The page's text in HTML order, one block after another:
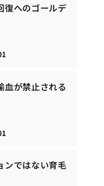
復へのゴールデ
血が禁止される
ンではない育毛